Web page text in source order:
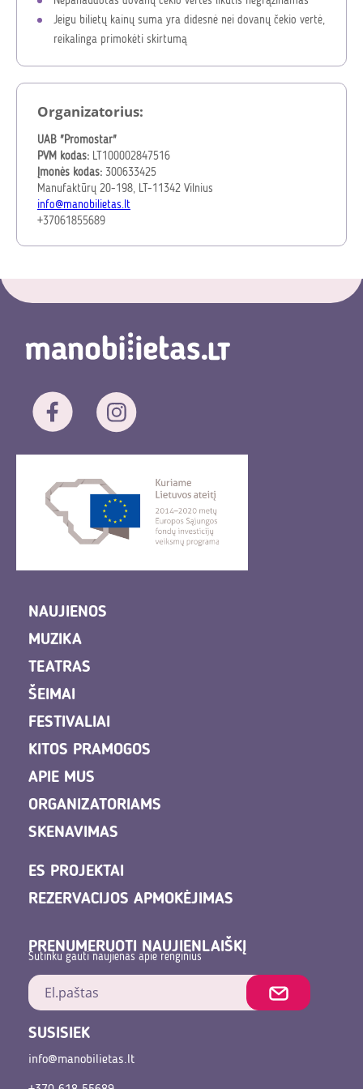
Jeigu bilietų kainų suma yra didesnė nei dovanų čekio vertė,
reikalinga primokėti skirtumą
Organizatorius:
UAB "Promostar"
PVM kodas: LT100002847516
Įmonės kodas: 300633425
Manufaktūrų 20-198, LT-11342 Vilnius
info@manobilietas.lt
+37061855689
NAUJIENOS
MUZIKA
TEATRAS
ŠEIMAI
FESTIVALIAI
KITOS PRAMOGOS
APIE MUS
ORGANIZATORIAMS
SKENAVIMAS
ES PROJEKTAI
REZERVACIJOS APMOKĖJIMAS
PRENUMERUOTI NAUJIENLAIŠKĮ
Sutinku gauti naujienas apie renginius
SUSISIEK
info@manobilietas.lt